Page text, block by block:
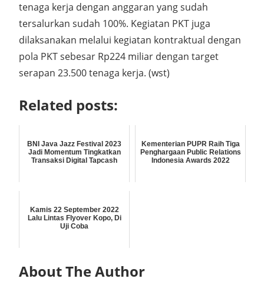
tenaga kerja dengan anggaran yang sudah
tersalurkan sudah 100%. Kegiatan PKT juga
dilaksanakan melalui kegiatan kontraktual dengan
pola PKT sebesar Rp224 miliar dengan target
serapan 23.500 tenaga kerja. (wst)
Related posts:
BNI Java Jazz Festival 2023
Jadi Momentum Tingkatkan
Transaksi Digital Tapcash
Kementerian PUPR Raih Tiga
Penghargaan Public Relations
Indonesia Awards 2022
Kamis 22 September 2022
Lalu Lintas Flyover Kopo, Di
Uji Coba
About The Author